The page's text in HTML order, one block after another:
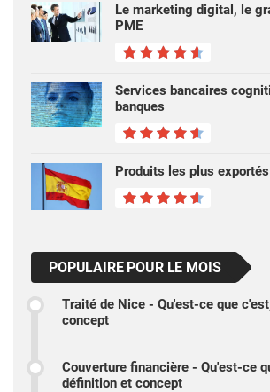
Le marketing digital, le
PME
Services bancaires
banques
Produits les plus
POPULAIRE POUR LE MOIS
Traité de Nice - Qu'est-ce que
concept
Couverture financière - Qu'est-ce
définition et concept